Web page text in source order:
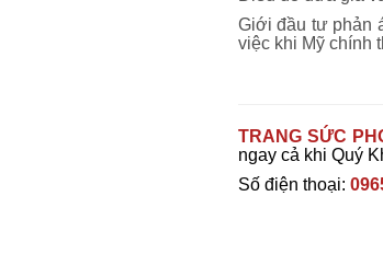
Giới đầu tư phản
việc khi Mỹ chính
TRANG SỨC
ngay cả khi Quý
Số điện thoại: